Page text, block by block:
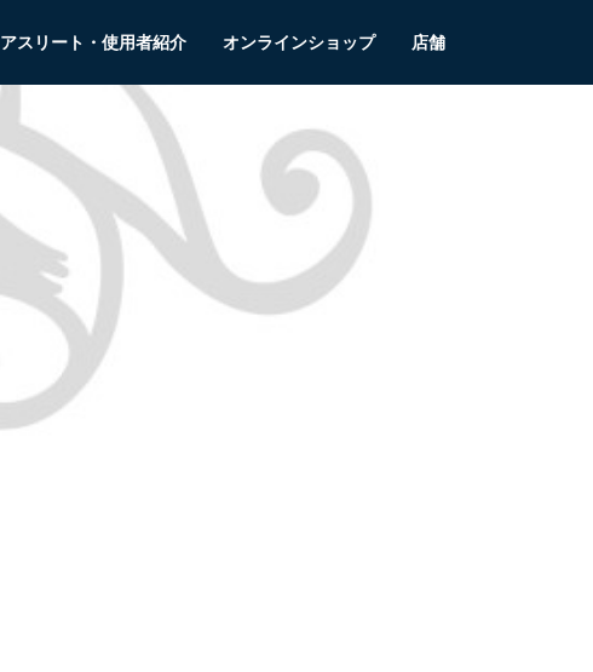
アスリート・使用者紹介 オンラインショップ 店舗